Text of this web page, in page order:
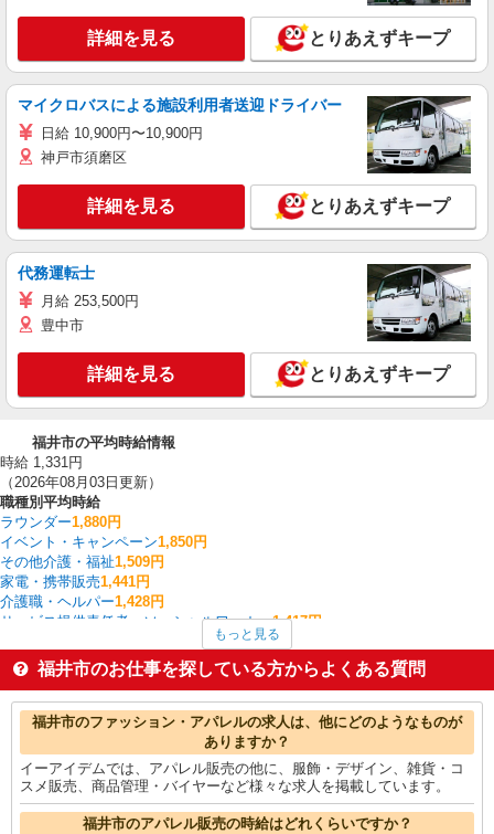
詳細を見る とりあえずキープ
マイクロバスによる施設利用者送迎ドライバー
日給 10,900円〜10,900円
神戸市須磨区
詳細を見る とりあえずキープ
代務運転士
月給 253,500円
豊中市
詳細を見る とりあえずキープ
福井市の平均時給情報
時給 1,331円
（2026年08月03日更新）
職種別平均時給
ラウンダー1,880円
イベント・キャンペーン1,850円
その他介護・福祉1,509円
家電・携帯販売1,441円
介護職・ヘルパー1,428円
サービス提供責任者・ソーシャルワーカー1,417円
作業療法士・理学療法士・言語聴覚士・視能訓練士1,377円
一般・営業事務 1,375円
量販店・大型SC・百貨店1,364円
福井市の他の職種の平均時給を見る
もっと見る
福井市のお仕事を探している方からよくある質問
福井市のファッション・アパレルの求人は、他にどのようなものが
ありますか？
イーアイデムでは、アパレル販売の他に、服飾・デザイン、雑貨・コ
スメ販売、商品管理・バイヤーなど様々な求人を掲載しています。
福井市のアパレル販売の時給はどれくらいですか？